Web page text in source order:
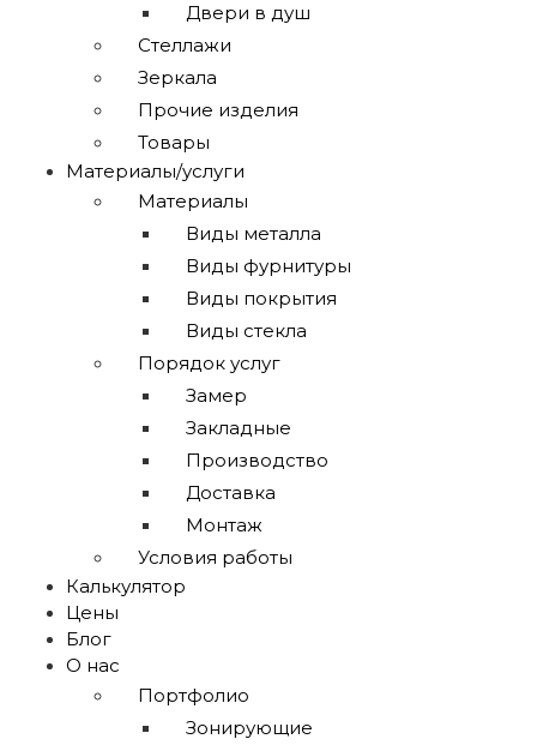
Двери в душ
Стеллажи
Зеркала
Прочие изделия
Товары
Материалы/услуги
Материалы
Виды металла
Виды фурнитуры
Виды покрытия
Виды стекла
Порядок услуг
Замер
Закладные
Производство
Доставка
Монтаж
Условия работы
Калькулятор
Цены
Блог
О нас
Портфолио
Зонирующие